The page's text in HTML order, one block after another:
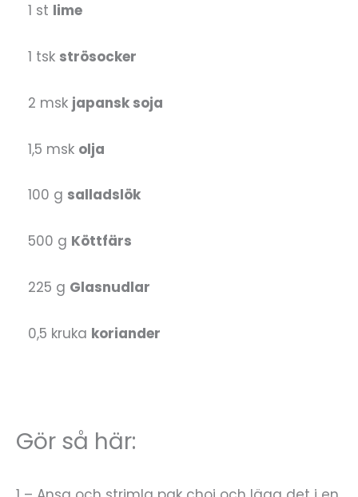
1 st lime
1 tsk strösocker
2 msk japansk soja
1,5 msk olja
100 g salladslök
500 g Köttfärs
225 g Glasnudlar
0,5 kruka koriander
Gör så här: